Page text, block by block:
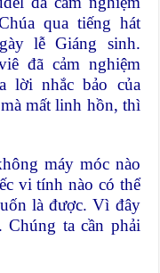
qua tiếng hát
lễ Giáng sinh.
đã cảm nghiệm
lời nhắc bảo của
mất linh hồn, thì
máy móc nào
vi tính nào có thể
là được. Vì đây
Chúng ta cần phải